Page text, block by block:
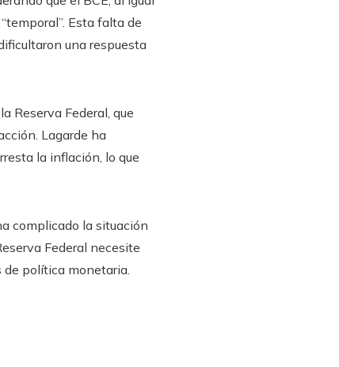
Esta falta de
una respuesta
Reserva Federal, que
Lagarde ha
la inflación, lo que
complicado la situación
Federal necesite
de política monetaria.